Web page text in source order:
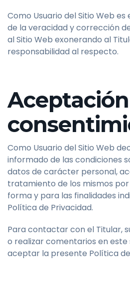
Como Usuario del Sitio Web
de la veracidad y corrección
al Sitio Web exonerando al
responsabilidad al respecto.
Como Usuario del Sitio Web
informado de las condiciones
datos de carácter personal,
tratamiento de los mismos
forma y para las finalidades
Política de Privacidad.
Para contactar con el Titular,
o realizar comentarios en este
aceptar la presente Política